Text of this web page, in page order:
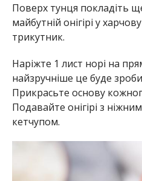
Поверх тунця покладіть
майбутній онігірі у
трикутник.
Наріжте 1 лист норі на
найзручніше це буде
Прикрасьте основу
Подавайте онігірі з
кетчупом.